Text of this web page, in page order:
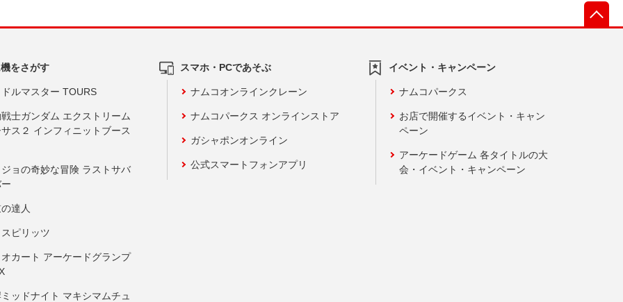
をさがす
ルマスター TOURS
士ガンダム エクストリーム
ス２ インフィニットブース
ョの奇妙な冒険 ラストサバ
達人
ピリッツ
カート アーケードグランプ
ッドナイト マキシマムチュ
スマホ・PCであそぶ
ナムコオンラインクレーン
ナムコパークス オンラインストア
ガシャポンオンライン
公式スマートフォンアプリ
イベント・キャンペーン
ナムコパークス
お店で開催するイベント・キャン
ペーン
アーケードゲーム 各タイトルの大
会・イベント・キャンペーン